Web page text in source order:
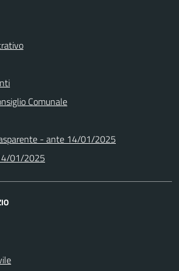
Comunale
- ante 14/01/2025
01/2025